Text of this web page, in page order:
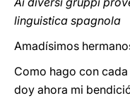
linguistica spagnola
Amadísimos
Como hago con
doy ahora mi